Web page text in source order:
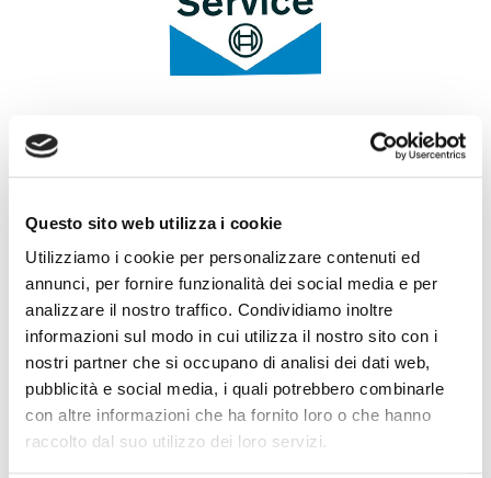
Questo sito web utilizza i cookie
Utilizziamo i cookie per personalizzare contenuti ed
annunci, per fornire funzionalità dei social media e per
analizzare il nostro traffico. Condividiamo inoltre
informazioni sul modo in cui utilizza il nostro sito con i
nostri partner che si occupano di analisi dei dati web,
pubblicità e social media, i quali potrebbero combinarle
con altre informazioni che ha fornito loro o che hanno
raccolto dal suo utilizzo dei loro servizi.
OVAM è Concessionario Bosch per buona parte del
nord e centro Italia
Officineindipendenti nel mondo. Progetto gestito da
Ovam dal 2011 che ha registrato ogni anno una crescita
della copertura territoriale grazie al sostegno e
all’impegno dei Ricambisti Partner.
I principali contenuti del progetto:
Visibilità per le Officinegrazie alla specifica pubblicata
sul sito pubblico e alle campagne di pubblicità
nazionale.
Per l’automobilistasono attive diverse convenzioni in